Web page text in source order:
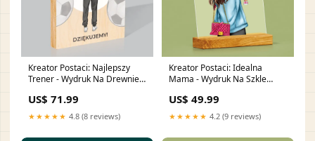
Kreator Postaci: Najlepszy
Trener - Wydruk Na Drewnie
Akrylowym(ok)
US$ 71.99
★★★★★ 4.8 (8 reviews)
Kreator Postaci: Idealna
Mama - Wydruk Na Szkle
US$ 49.99
★★★★★ 4.2 (9 reviews)